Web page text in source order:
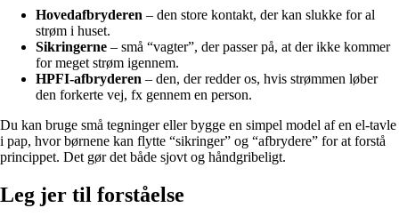
Hovedafbryderen – den store kontakt, der kan slukke for al
strøm i huset.
Sikringerne – små “vagter”, der passer på, at der ikke kommer
for meget strøm igennem.
HPFI-afbryderen – den, der redder os, hvis strømmen løber
den forkerte vej, fx gennem en person.
Du kan bruge små tegninger eller bygge en simpel model af en el-tavle
i pap, hvor børnene kan flytte “sikringer” og “afbrydere” for at forstå
princippet. Det gør det både sjovt og håndgribeligt.
Leg jer til forståelse